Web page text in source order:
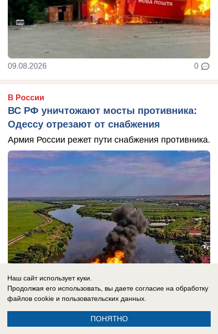
09.08.2026 0
В России
ВС РФ уничтожают мосты противника:
Одессу отрезают от снабжения
Армия России режет пути снабжения противника.
09.08.2026 0
Наш сайт использует куки.
Продолжая его использовать, вы даете согласие на обработку
файлов cookie и пользовательских данных.
ПОНЯТНО